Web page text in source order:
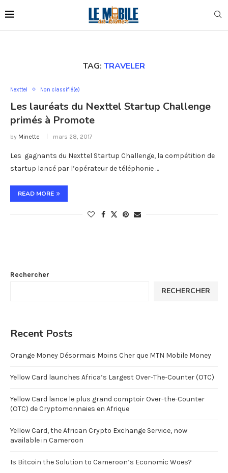
TAG: TRAVELER
Nexttel Non classifié(e)
Les lauréats du Nexttel Startup Challenge
primés à Promote
by Minette mars 28, 2017
Les gagnants du Nexttel Startup Challenge, la compétition de
startup lancé par l’opérateur de téléphonie …
READ MORE
Rechercher
RECHERCHER
Recent Posts
Orange Money Désormais Moins Cher que MTN Mobile Money
Yellow Card launches Africa’s Largest Over-The-Counter (OTC)
Yellow Card lance le plus grand comptoir Over-the-Counter
(OTC) de Cryptomonnaies en Afrique
Yellow Card, the African Crypto Exchange Service, now
available in Cameroon
Is Bitcoin the Solution to Cameroon’s Economic Woes?